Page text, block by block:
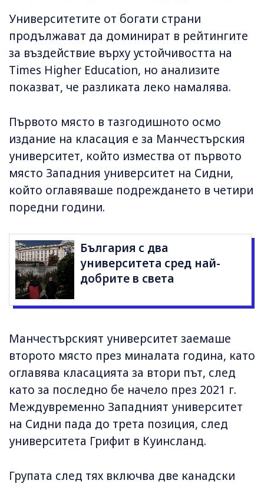
Университетите от богати страни
продължават да доминират в рейтингите
за въздействие върху устойчивостта на
Times Higher Education, но анализите
показват, че разликата леко намалява.
Първото място в тазгодишното осмо
издание на класация е за Манчестърския
университет, който измества от първото
място Западния университет на Сидни,
който оглавяваше подреждането в четири
поредни години.
България с два
университета сред най-
добрите в света
Манчестърският университет заемаше
второто място през миналата година, като
оглавява класацията за втори път, след
като за последно бе начело през 2021 г.
Междувременно Западният университет
на Сидни пада до трета позиция, след
университета Грифит в Куинсланд.
Групата след тях включва две канадски